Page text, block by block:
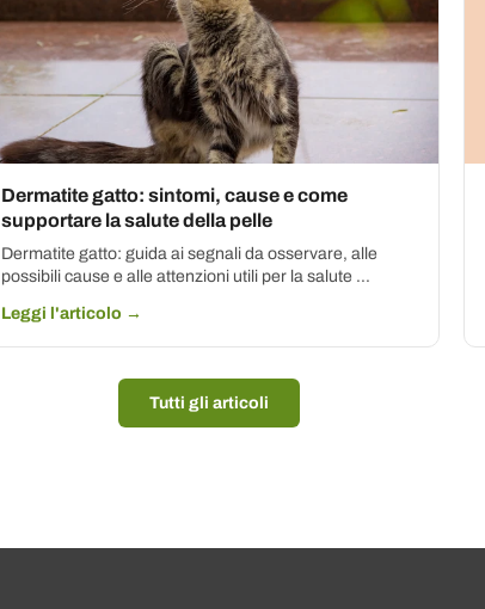
Dermatite gatto: sintomi, cause e come
supportare la salute della pelle
Dermatite gatto: guida ai segnali da osservare, alle
possibili cause e alle attenzioni utili per la salute ...
Leggi l'articolo →
Tutti gli articoli